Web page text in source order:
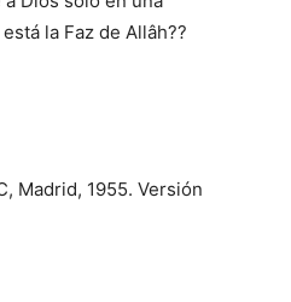
la Faz de Allâh??
Madrid, 1955. Versión